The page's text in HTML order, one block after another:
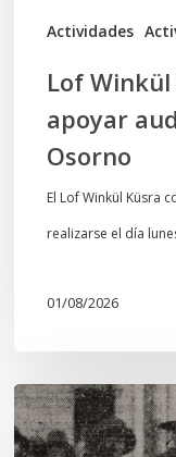
Actividades
Lof Winkül
apoyar
Osorno
El Lof Winkül Küsra
realizarse el día
01/08/2026
Chawrakawin:
Palimpsesto